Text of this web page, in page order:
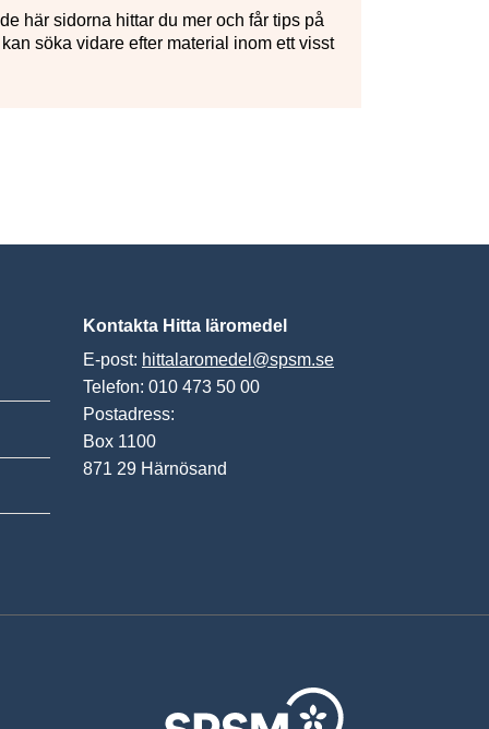
här sidorna hittar du mer och får tips på
söka vidare efter material inom ett visst
Kontakta Hitta läromedel
E-post: hittalaromedel@spsm.se
Telefon: 010 473 50 00
Postadress:
Box 1100
871 29 Härnösand